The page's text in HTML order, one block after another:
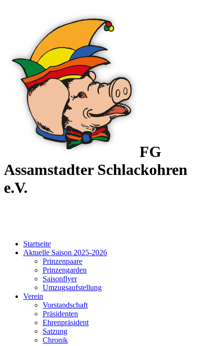
FG
Assamstadter Schlackohren
e.V.
Startseite
Aktuelle Saison 2025-2026
Prinzenpaare
Prinzengarden
Saisonflyer
Umzugsaufstellung
Verein
Vorstandschaft
Präsidenten
Ehrenpräsident
Satzung
Chronik